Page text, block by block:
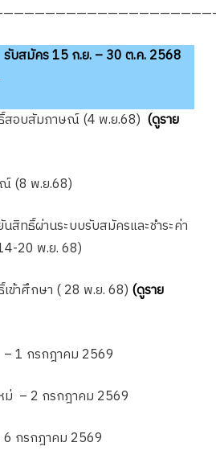
รับสมัคร 15 ก.ย. – 30 ต.ค. 2568
สอบสัมภาษณ์ (4 พ.ย.68) (ดูราย
(8 พ.ย.68)
สิทธิ์ผ่านระบบรับสมัครและชำระค่า
20 พ.ย. 68)
ข้าศึกษา ( 28 พ.ย. 68) (ดูราย
– 1 กรกฎาคม 2569
– 2 กรกฎาคม 2569
กรกฎาคม 2569